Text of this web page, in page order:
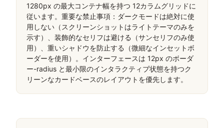
1280px の最大コンテナ幅を持つ 12カラムグリッドに
従います。重要な禁止事項：ダークモードは絶対に使
用しない（スクリーンショットはライトテーマのみを
示す）、装飾的なセリフは避ける（サンセリフのみ使
用）、重いシャドウを防止する（微細なインセットボ
ーダーを使用）。インターフェースは 12px のボーダ
ー-radius と最小限のインタラクティブ状態を持つク
リーンなカードベースのレイアウトを優先します。